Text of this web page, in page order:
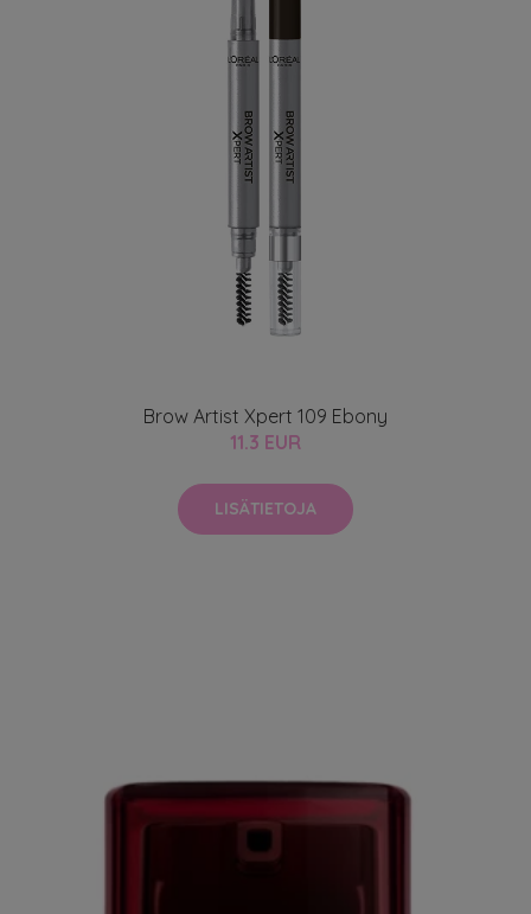
Brow Artist Xpert 109 Ebony
11.3 EUR
LISÄTIETOJA